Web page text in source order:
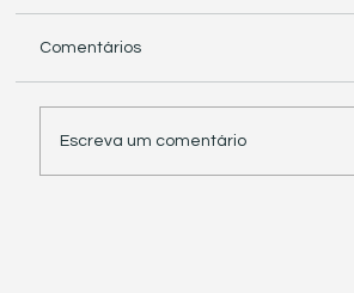
Comentários
Escreva um comentário